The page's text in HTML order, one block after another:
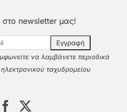
στο newsletter μας!
να λαμβάνετε περιοδικά
ταχυδρομείου